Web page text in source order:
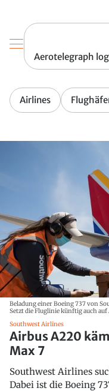
Aerotelegraph
Airlines
Beladung einer Boeing 737 von
Setzt die Fluglinie künftig auch auf
Southwest Airlines
Airbus A220
Max 7
Southwest Airlines
Dabei ist die Boeing